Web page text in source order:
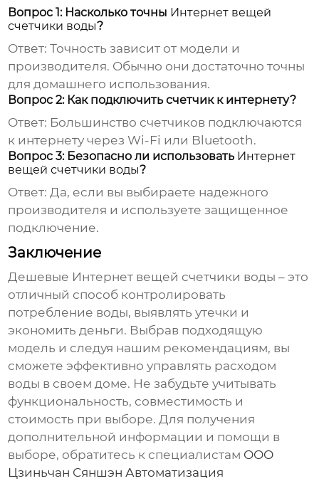
Вопрос 1: Насколько точны Интернет вещей
счетчики воды?
Ответ: Точность зависит от модели и
производителя. Обычно они достаточно точны
для домашнего использования.
Вопрос 2: Как подключить счетчик к интернету?
Ответ: Большинство счетчиков подключаются
к интернету через Wi-Fi или Bluetooth.
Вопрос 3: Безопасно ли использовать Интернет
вещей счетчики воды?
Ответ: Да, если вы выбираете надежного
производителя и используете защищенное
подключение.
Заключение
Дешевые Интернет вещей счетчики воды – это
отличный способ контролировать
потребление воды, выявлять утечки и
экономить деньги. Выбрав подходящую
модель и следуя нашим рекомендациям, вы
сможете эффективно управлять расходом
воды в своем доме. Не забудьте учитывать
функциональность, совместимость и
стоимость при выборе. Для получения
дополнительной информации и помощи в
выборе, обратитесь к специалистам ООО
Цзиньчан Сяншэн Автоматизация